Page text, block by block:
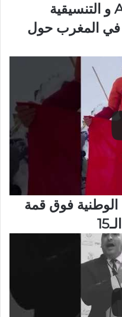
الندوة الصحفية لAMDH و التنسيقية
في المغرب حول
الوطنية فوق قمة